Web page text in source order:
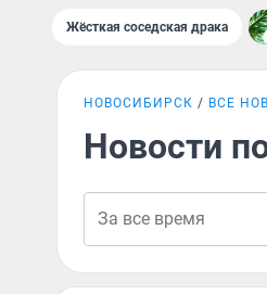
Жёсткая соседская драка
НОВОСИБИРСК ВСЕ
Новости